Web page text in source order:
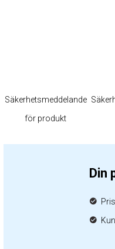
Säkerhetsmeddelande
för produkt
Din